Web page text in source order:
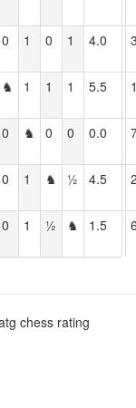
0 1 0 1 4.0
♞ 1 1 1 5.5
0 ♞ 0 0 0.0
0 1 ♞ ½ 4.5
0 1 ½ ♞ 1.5
chess rating